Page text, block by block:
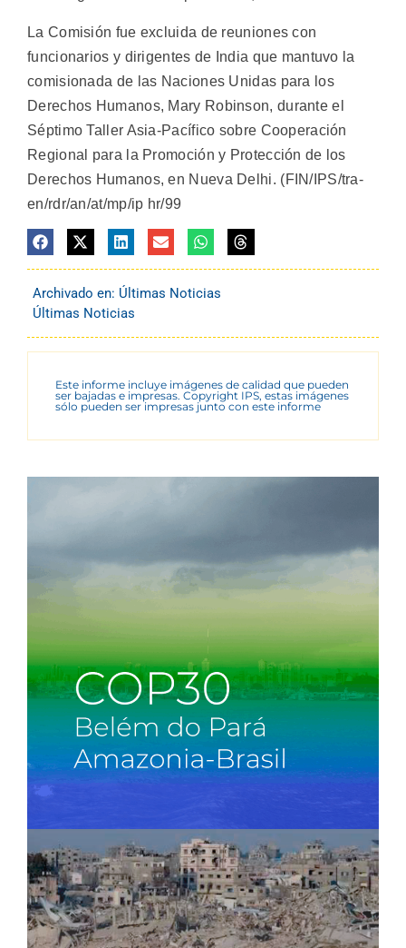
La Comisión fue excluida de reuniones con
funcionarios y dirigentes de India que mantuvo la
comisionada de las Naciones Unidas para los
Derechos Humanos, Mary Robinson, durante el
Séptimo Taller Asia-Pacífico sobre Cooperación
Regional para la Promoción y Protección de los
Derechos Humanos, en Nueva Delhi. (FIN/IPS/tra-
en/rdr/an/at/mp/ip hr/99
Archivado en: Últimas Noticias
Últimas Noticias
Este informe incluye imágenes de calidad que pueden
ser bajadas e impresas. Copyright IPS, estas imágenes
sólo pueden ser impresas junto con este informe